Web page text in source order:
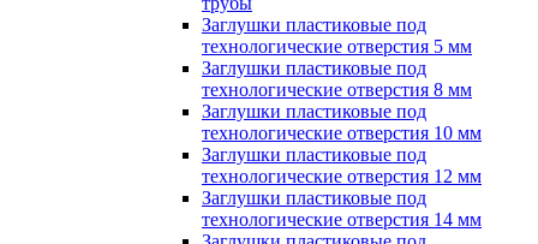
Заглушки пластиковые под
технологические отверстия 5 мм
Заглушки пластиковые под
технологические отверстия 8 мм
Заглушки пластиковые под
технологические отверстия 10 мм
Заглушки пластиковые под
технологические отверстия 12 мм
Заглушки пластиковые под
технологические отверстия 14 мм